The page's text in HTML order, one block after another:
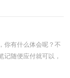
你有什么体会呢？不
记随便应付就可以，